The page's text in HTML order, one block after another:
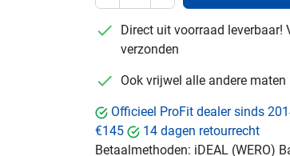
checkmark
Direct uit voorraad leverbaar!
verzonden
checkmark
Ook vrijwel alle andere
Officieel ProFit dealer sinds
€145
14 dagen retourrecht
Betaalmethoden: iDEAL (WERO)